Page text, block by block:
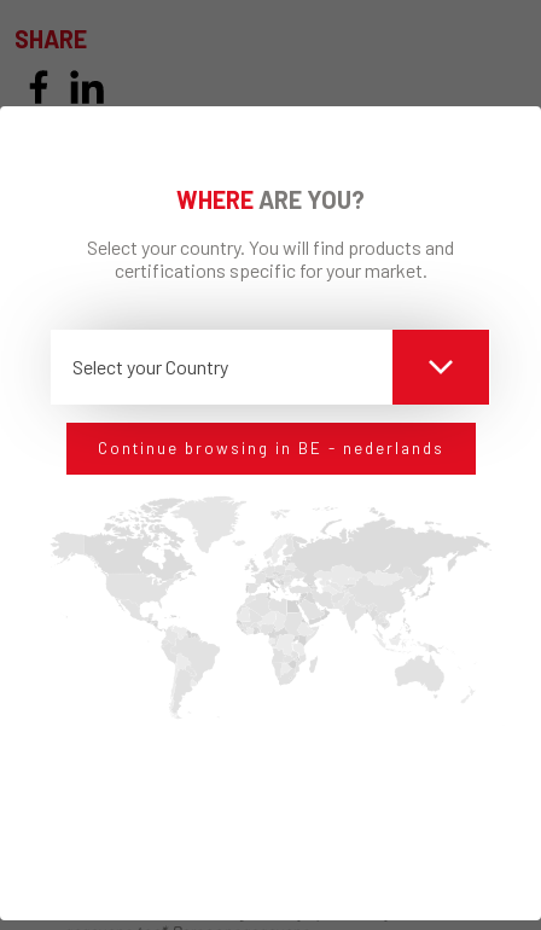
SHARE
BLIJF IN CONTACT MET ONS
Schrijf je in om onze actualiteiten, onze
WHERE ARE YOU?
Select your country. You will find products and
certifications specific for your market.
Select your Country
Continue browsing in BE - nederlands